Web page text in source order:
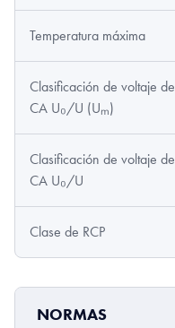
Temperatura máxima
Clasificación de voltaje de
CA U₀/U (Uₘ)
Clasificación de voltaje de
CA U₀/U
Clase de RCP
NORMAS